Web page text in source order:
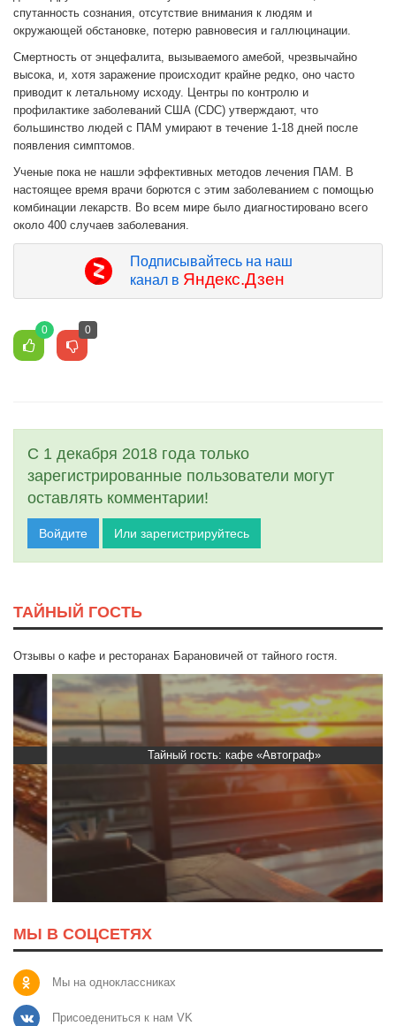
спутанность сознания, отсутствие внимания к людям и
окружающей обстановке, потерю равновесия и галлюцинации.
Смертность от энцефалита, вызываемого амебой, чрезвычайно
высока, и, хотя заражение происходит крайне редко, оно часто
приводит к летальному исходу. Центры по контролю и
профилактике заболеваний США (CDC) утверждают, что
большинство людей с ПАМ умирают в течение 1-18 дней после
появления симптомов.
Ученые пока не нашли эффективных методов лечения ПАМ. В
настоящее время врачи борются с этим заболеванием с помощью
комбинации лекарств. Во всем мире было диагностировано всего
около 400 случаев заболевания.
Подписывайтесь на наш
канал в Яндекс.Дзен
0 0
С 1 декабря 2018 года только
зарегистрированные пользователи могут
оставлять комментарии!
Войдите Или зарегистрируйтесь
ТАЙНЫЙ ГОСТЬ
Отзывы о кафе и ресторанах Барановичей от тайного гостя.
Тайный гость: кафе «Автограф»
МЫ В СОЦСЕТЯХ
Мы на одноклассниках
Присоедениться к нам VK